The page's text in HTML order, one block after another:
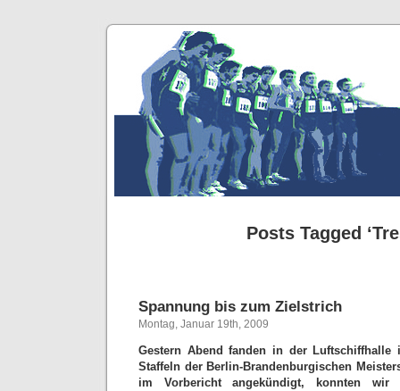
Posts Tagged
Spannung bis zum Zielstrich
Montag, Januar 19th, 2009
Gestern Abend fanden in der Luftschiffhalle
Staffeln der Berlin-Brandenburgischen
im Vorbericht angekündigt, konnten